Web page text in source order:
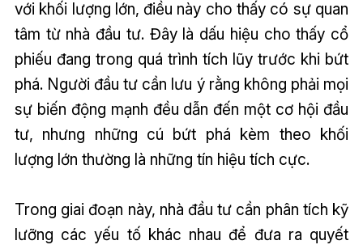
với khối lượng lớn, điều này cho thấy có sự quan
tâm từ nhà đầu tư. Đây là dấu hiệu cho thấy cổ
phiếu đang trong quá trình tích lũy trước khi bứt
phá. Người đầu tư cần lưu ý rằng không phải mọi
sự biến động mạnh đều dẫn đến một cơ hội đầu
tư, nhưng những cú bứt phá kèm theo khối
lượng lớn thường là những tín hiệu tích cực.
Trong giai đoạn này, nhà đầu tư cần phân tích kỹ
lưỡng các yếu tố khác nhau để đưa ra quyết